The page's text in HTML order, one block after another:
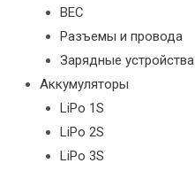
BEC
Разъемы и провода
Зарядные устройства
Аккумуляторы
LiPo 1S
LiPo 2S
LiPo 3S